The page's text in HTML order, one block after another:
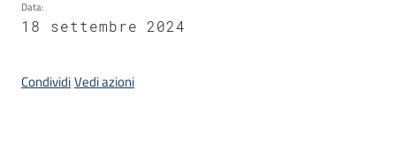
Data:
18 settembre 2024
CondividiVedi azioni